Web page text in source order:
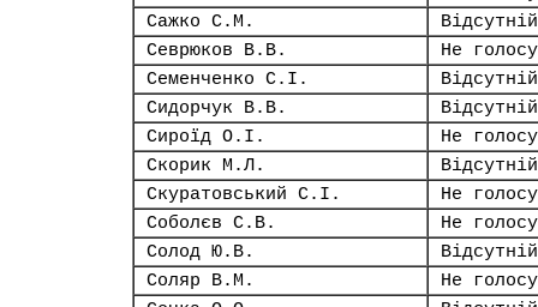
Сажко С.М.
Відсутній
Севрюков В.В.
Не
Семенченко С.І.
Відсутній
Сидорчук В.В.
Відсутній
Сироїд О.І.
Не
Скорик М.Л.
Відсутній
Скуратовський С.І.
Не
Соболєв С.В.
Не
Солод Ю.В.
Відсутній
Соляр В.М.
Не